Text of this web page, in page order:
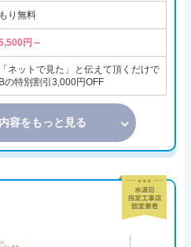
り無料
円～
ネットで見た」と伝えて頂くだけで
の特別割引3,000円OFF
容をもっと見る